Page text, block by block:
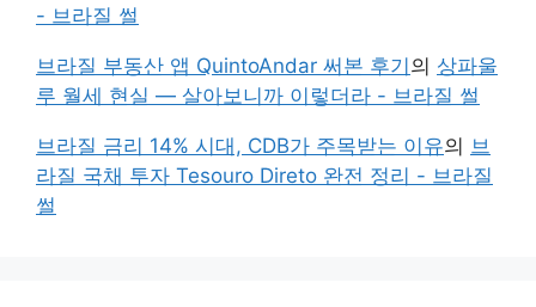
- 브라질 썰
브라질 부동산 앱 QuintoAndar 써본 후기의 상파울
루 월세 현실 — 살아보니까 이렇더라 - 브라질 썰
브라질 금리 14% 시대, CDB가 주목받는 이유의 브
라질 국채 투자 Tesouro Direto 완전 정리 - 브라질
썰